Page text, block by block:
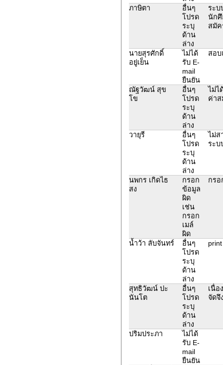
ภาษิตา
อื่นๆ
โปรด
ระบุ
ด้าน
ล่าง
ระบ
นักศึ
สมัค
นายสุรศักดิ์
อยู่เย็น
ไม่ได้
รับ E-
mail
ยืนยัน
สอบ
ณัฐวัฒน์ สุข
โข
อื่นๆ
โปรด
ระบุ
ด้าน
ล่าง
ไม่ไ
ค่า
วายุรี
อื่นๆ
โปรด
ระบุ
ด้าน
ล่าง
ไม่ส
ระบ
นพกร เกิดไธ
สง
กรอก
ข้อมูล
ผิด
เช่น
กรอก
เมล์
ผิด
กรอ
น้ำว้า ลับจันทร์
อื่นๆ
โปรด
ระบุ
ด้าน
ล่าง
สุทธิวัฒน์ ปะ
นันโต
อื่นๆ
โปรด
ระบุ
ด้าน
ล่าง
เนื่อ
จัดจึ
ปริมประภา
ไม่ได้
รับ E-
mail
ยืนยัน